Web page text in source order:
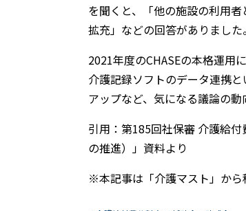
を聞くと、「他の施設の利用
拡充」などの回答がありました。
2021年度のCHASEの本格運用
介護記録ソフトのデータ連携
アップなど、気になる議論の動
引用：第185回社保審 介護給
の推進）」資料より
※本記事は「介護マスト」から